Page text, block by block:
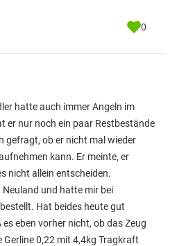
0
hatte auch immer Angeln im
er nur noch ein paar Restbestände
gefragt, ob er nicht mal wieder
kann. Er meinte, er
nicht allein entscheiden.
und hatte mir bei
Hat beides heute gut
eben vorher nicht, ob das Zeug
Gerline 0,22 mit 4,4kg Tragkraft